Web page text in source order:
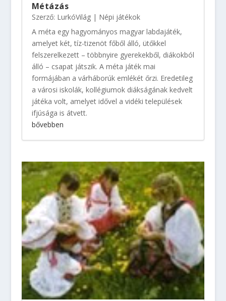
Métázás
Szerző: LurkóVilág| Népi játékok
A méta egy hagyományos magyar labdajáték,
amelyet két, tíz-tizenöt főből álló, ütőkkel
felszerelkezett – többnyire gyerekekből, diákokból
álló – csapat játszik. A méta játék mai
formájában a várháborúk emlékét őrzi. Eredetileg
a városi iskolák, kollégiumok diákságának kedvelt
játéka volt, amelyet idővel a vidéki települések
ifjúsága is átvett.
bővebben